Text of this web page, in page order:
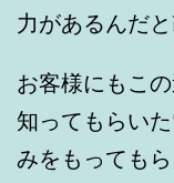
力があるんだ
お客様にもこ
知ってもらい
みをもっても